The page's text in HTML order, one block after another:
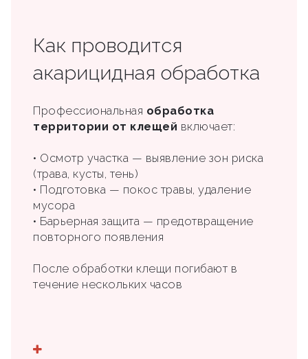
Как проводится
акарицидная обработка
Профессиональная обработка
территории от клещей включает:
• Осмотр участка — выявление зон риска
(трава, кусты, тень)
• Подготовка — покос травы, удаление
мусора
• Барьерная защита — предотвращение
повторного появления
После обработки клещи погибают в
течение нескольких часов